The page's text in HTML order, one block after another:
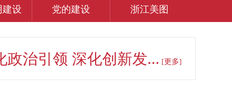
建设 党的建设 浙江美图
政治引领 深化创新发... [更多]